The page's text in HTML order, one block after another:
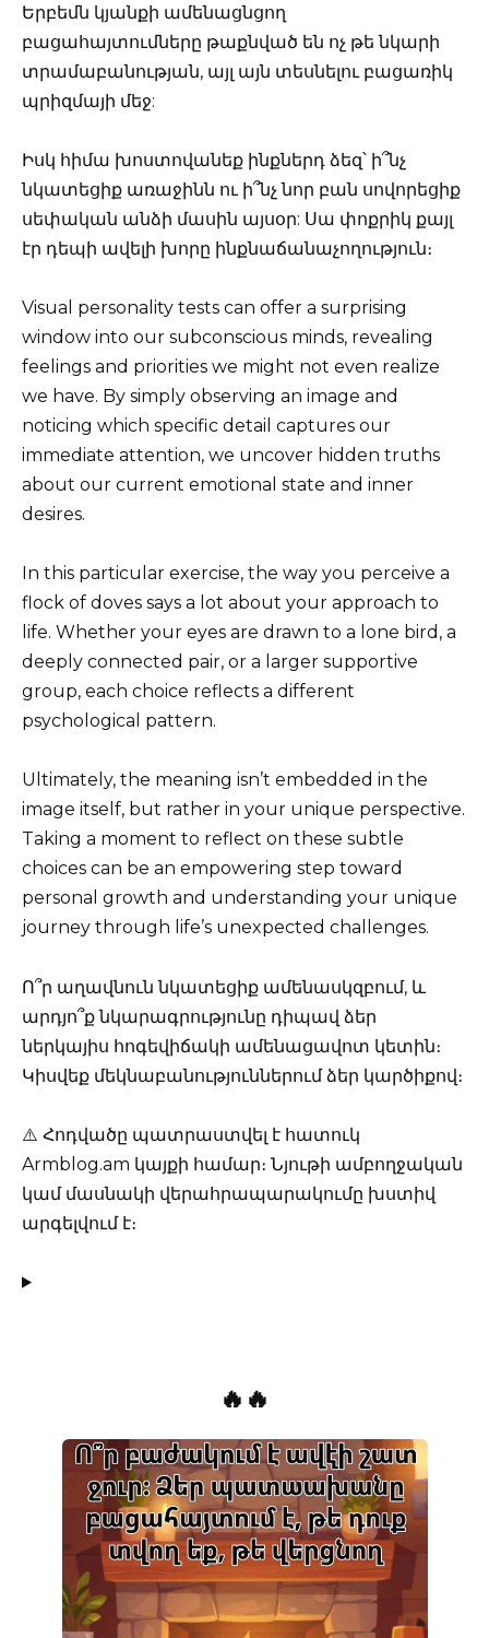
Երբեմն կյանքի ամենացնցող
բացահայտումները թաքնված են ոչ թե նկարի
տրամաբանության, այլ այն տեսնելու բացառիկ
պրիզմայի մեջ:
Իսկ հիմա խոստովանեք ինքներդ ձեզ՝ ի՞նչ
նկատեցիք առաջինն ու ի՞նչ նոր բան սովորեցիք
սեփական անձի մասին այսօր: Սա փոքրիկ քայլ
էր դեպի ավելի խորը ինքնաճանաչողություն։
Visual personality tests can offer a surprising
window into our subconscious minds, revealing
feelings and priorities we might not even realize
we have. By simply observing an image and
noticing which specific detail captures our
immediate attention, we uncover hidden truths
about our current emotional state and inner
desires.
In this particular exercise, the way you perceive a
flock of doves says a lot about your approach to
life. Whether your eyes are drawn to a lone bird, a
deeply connected pair, or a larger supportive
group, each choice reflects a different
psychological pattern.
Ultimately, the meaning isn’t embedded in the
image itself, but rather in your unique perspective.
Taking a moment to reflect on these subtle
choices can be an empowering step toward
personal growth and understanding your unique
journey through life’s unexpected challenges.
Ո՞ր աղավնուն նկատեցիք ամենասկզբում, և
արդյո՞ք նկարագրությունը դիպավ ձեր
ներկայիս հոգեվիճակի ամենացավոտ կետին։
Կիսվեք մեկնաբանություններում ձեր կարծիքով։
⚠️ Հոդվածը պատրաստվել է հատուկ
Armblog.am կայքի համար։ Նյութի ամբողջական
կամ մասնակի վերահրապարակումը խստիվ
արգելվում է։
🔥🔥